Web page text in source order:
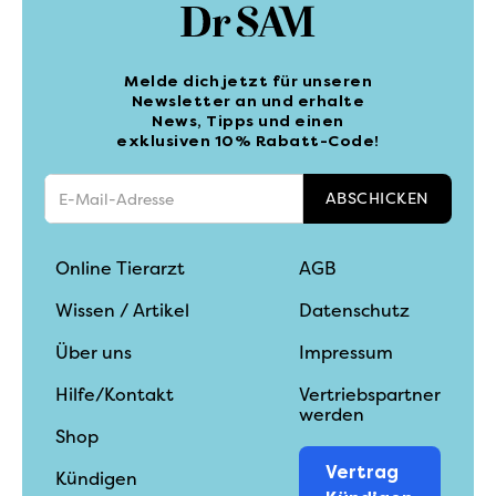
Beruhigungsmittel für Hunde
und – je nach Bedarf – eine
Optionen innerhalb dieser Kategorie.
Melde dich jetzt für unseren
Newsletter an und erhalte
News, Tipps und einen
exklusiven 10% Rabatt-Code!
Online Tierarzt
Wissen / Artikel
Über uns
Hilfe/Kontakt
Shop
Kündigen
AGB
Datenschutz
Impressum
Vertriebspartner
werden
Vertrag